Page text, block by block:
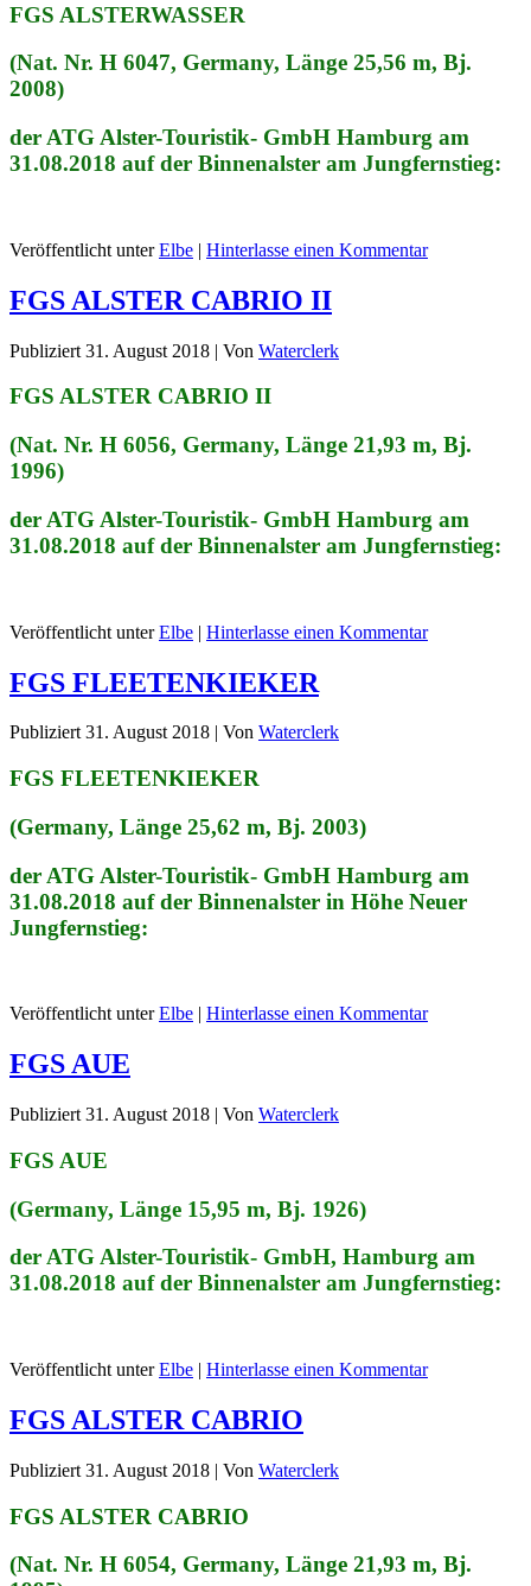
FGS ALSTERWASSER
(Nat. Nr. H 6047, Germany, Länge 25,56 m, Bj.
2008)
der ATG Alster-Touristik- GmbH Hamburg am
31.08.2018 auf der Binnenalster am Jungfernstieg:
Veröffentlicht unter Elbe | Hinterlasse einen Kommentar
FGS ALSTER CABRIO II
Publiziert 31. August 2018 | Von Waterclerk
FGS ALSTER CABRIO II
(Nat. Nr. H 6056, Germany, Länge 21,93 m, Bj.
1996)
der ATG Alster-Touristik- GmbH Hamburg am
31.08.2018 auf der Binnenalster am Jungfernstieg:
Veröffentlicht unter Elbe | Hinterlasse einen Kommentar
FGS FLEETENKIEKER
Publiziert 31. August 2018 | Von Waterclerk
FGS FLEETENKIEKER
(Germany, Länge 25,62 m, Bj. 2003)
der ATG Alster-Touristik- GmbH Hamburg am
31.08.2018 auf der Binnenalster in Höhe Neuer
Jungfernstieg:
Veröffentlicht unter Elbe | Hinterlasse einen Kommentar
FGS AUE
Publiziert 31. August 2018 | Von Waterclerk
FGS AUE
(Germany, Länge 15,95 m, Bj. 1926)
der ATG Alster-Touristik- GmbH, Hamburg am
31.08.2018 auf der Binnenalster am Jungfernstieg:
Veröffentlicht unter Elbe | Hinterlasse einen Kommentar
FGS ALSTER CABRIO
Publiziert 31. August 2018 | Von Waterclerk
FGS ALSTER CABRIO
(Nat. Nr. H 6054, Germany, Länge 21,93 m, Bj.